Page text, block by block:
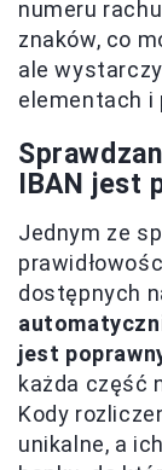
numeru
znaków, co
ale
elementach i
IBAN jest
Jednym ze
dostępnych
jest
każda część
Kody
unikalne, a